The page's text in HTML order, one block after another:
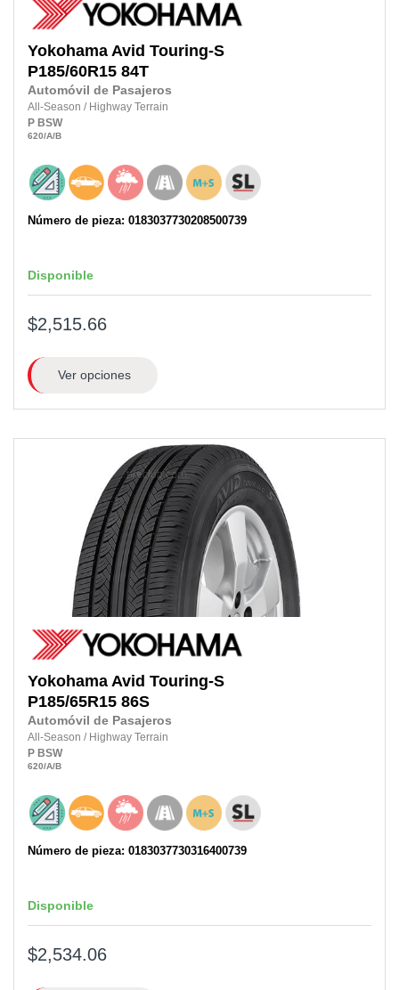
Yokohama Avid Touring-S
P185/60R15 84T
Automóvil de Pasajeros
All-Season / Highway Terrain
P BSW
620/A/B
Número de pieza: 0183037730208500739
Disponible
$2,515.66
Ver opciones
Yokohama Avid Touring-S
P185/65R15 86S
Automóvil de Pasajeros
All-Season / Highway Terrain
P BSW
620/A/B
Número de pieza: 0183037730316400739
Disponible
$2,534.06